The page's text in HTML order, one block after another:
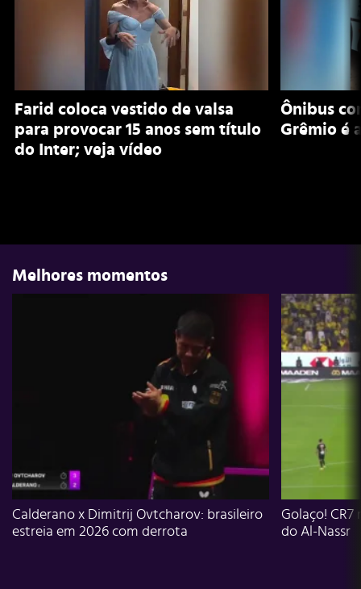
Farid coloca vestido de valsa
para provocar 15 anos sem título
do Inter; veja vídeo
Ônibus
Grêmio é
Melhores momentos
Calderano x Dimitrij Ovtcharov: brasileiro
estreia em 2026 com derrota
Golaço!
do Al-Nassr